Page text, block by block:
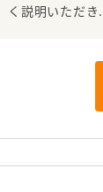
く説明いただき